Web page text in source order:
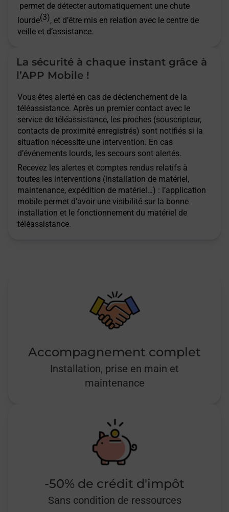
permet de détecter automatiquement une chute
lourde(3), et d’être mis en relation avec le centre de
veille et d’assistance.
La sécurité à chaque instant grâce à
l’APP Mobile !
Vous êtes alerté en cas de déclenchement de la
téléassistance. Après un premier contact avec le
service de téléassistance, les proches (souscripteur,
contacts de proximité enregistrés) sont notifiés si la
situation nécessite une intervention. En cas
d’événements lourds, les secours sont alertés.
Recevez les alertes et comptes rendus relatifs à
toutes les interventions (installation de matériel,
maintenance, expédition de matériel…) : l’application
mobile permet d’avoir une visibilité sur la bonne
installation et le fonctionnement du matériel de
téléassistance.
Accompagnement complet
Installation, prise en main et
maintenance
-50% de crédit d'impôt
Sans condition de ressources